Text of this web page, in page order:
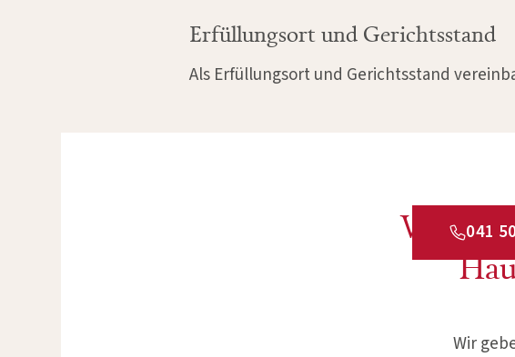
Erfüllungsort und Gerichtsstand
Als Erfüllungsort und Gerichtsstand
Wie
Wir
041